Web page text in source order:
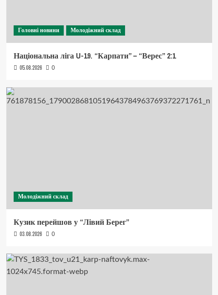
Головні новини Молодіжний склад
Національна ліга U-19. “Карпати” – “Верес” 2:1
05.08.2026 0
Молодіжний склад
Кузик перейшов у “Лівий Берег”
03.08.2026 0